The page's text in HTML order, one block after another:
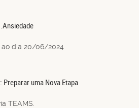
ao dia 20/06/2024
uma Nova Etapa
TEAMS.